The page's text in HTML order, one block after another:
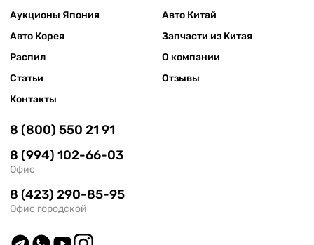
Аукционы Япония
Авто Китай
Авто Корея
Запчасти из Китая
Распил
О компании
Статьи
Отзывы
Контакты
8 (800) 550 21 91
8 (994) 102-66-03
Офис
8 (423) 290-85-95
Офис городской